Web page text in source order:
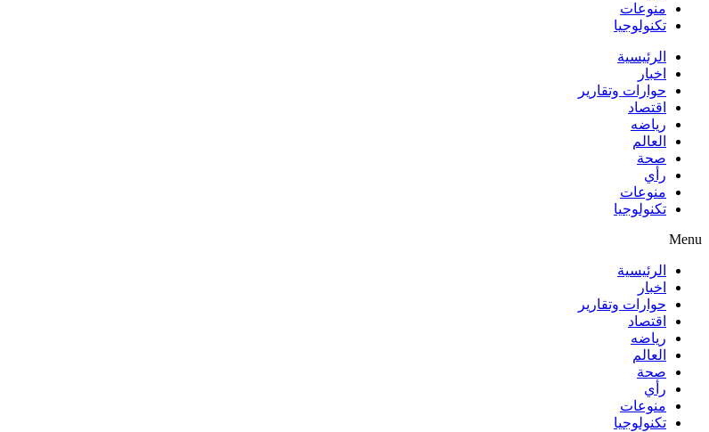
منوعات
تكنولوجيا
الرئيسية
اخبار
حوارات وتقارير
اقتصاد
رياضه
العالم
صحة
رأي
منوعات
تكنولوجيا
Menu
الرئيسية
اخبار
حوارات وتقارير
اقتصاد
رياضه
العالم
صحة
رأي
منوعات
تكنولوجيا